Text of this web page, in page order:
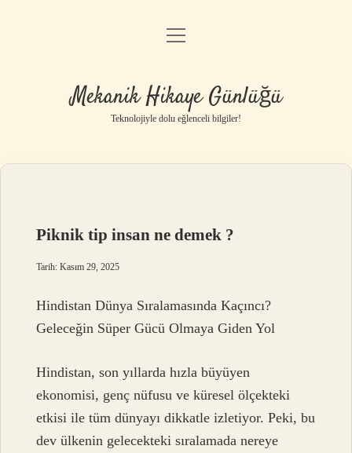
Anasayfa
Yasal Uyarı
menüyü
Mekanik Hikaye Günlüğü
Teknolojiyle dolu eğlenceli bilgiler!
Piknik tip insan ne demek ?
Tarih: Kasım 29, 2025
Hindistan Dünya Sıralamasında Kaçıncı?
Geleceğin Süper Gücü Olmaya Giden Yol
Hindistan, son yıllarda hızla büyüyen
ekonomisi, genç nüfusu ve küresel ölçekteki
etkisi ile tüm dünyayı dikkatle izletiyor. Peki, bu
dev ülkenin gelecekteki sıralamada nereye